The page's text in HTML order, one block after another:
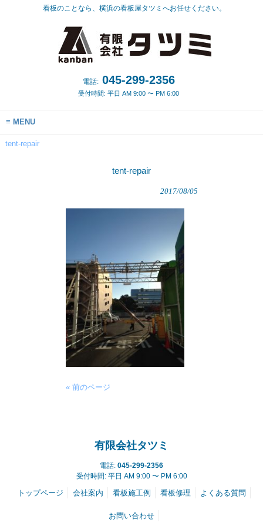
看板のことなら、横浜の看板屋タツミへお任せください。
電話:045-299-2356
受付時間: 平日 AM 9:00 〜 PM 6:00
MENU
tent-repair
tent-repair
2017/08/05
« 前のページ
有限会社タツミ
電話: 045-299-2356
受付時間: 平日 AM 9:00 〜 PM 6:00
トップページ 会社案内 看板施工例 看板修理 よくある質問
お問い合わせ